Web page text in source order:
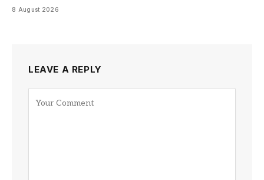
8 August 2026
LEAVE A REPLY